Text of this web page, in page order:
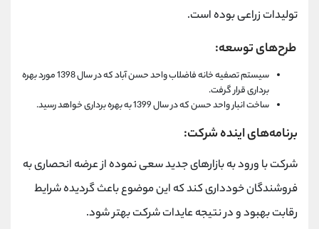
تولیدات زراعی بوده است.
طرح‌های توسعه:
سیستم تصفیه خانه فاضلاب واحد حسن آباد که در سال 1398 مورد بهره
برداری قرار گرفت.
ساخت انبار واحد حسن که در سال 1399 به بهره برداری خواهد رسید.
برنامه‌های اینده شرکت:
شرکت با ورود به بازارهای جدید سعی نموده از عرضه انحصاری به
فروشندگان خودداری کند که این موضوع باعث گردیده شرایط
رقابت بهبود و در نتیجه عایدات شرکت بهتر شود.